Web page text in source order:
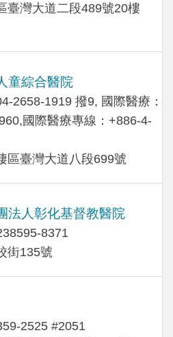
臺灣大道二段489號20樓
童綜合醫院
2658-1919 撥9, 國際醫療：
國際醫療專線：+886-4-
區臺灣大道八段699號
法人彰化基督教醫院
8371
街135號
2525 #2051